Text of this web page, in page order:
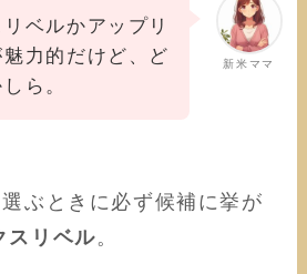
新米ママ
ベルかアップリ
力的だけど、ど
ら。
ぶときに必ず候補に挙が
スリベル。